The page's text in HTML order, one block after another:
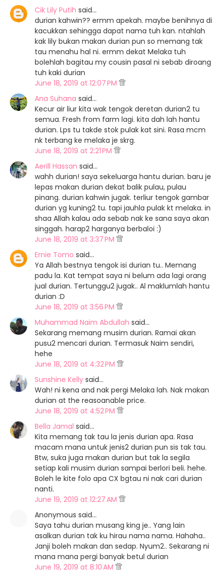
Cik Lily Putih said…
durian kahwin?? ermm apekah. maybe benihnya di
kacukkan sehingga dapat nama tuh kan. ntahlah
kak lily bukan makan durian pun so memang tak
tau menahu hal ni. ermm dekat Melaka tuh
bolehlah bagitau my cousin pasal ni sebab diroang
tuh kaki durian
June 18, 2019 at 12:07 PM
Ana Suhana said…
Kecur air liur kita wak tengok deretan durian2 tu
semua. Fresh from farm lagi. kita dah lah hantu
durian. Lps tu takde stok pulak kat sini. Rasa mcm
nk terbang ke melaka je skrg.
June 18, 2019 at 2:21 PM
Aerill Hassan said…
wahh durian! saya sekeluarga hantu durian. baru je
lepas makan durian dekat balik pulau, pulau
pinang. durian kahwin jugak. terliur tengok gambar
durian yg kuning2 tu. tapi jauhla pulak kt melaka. in
shaa Allah kalau ada sebab nak ke sana saya akan
singgah. harap2 harganya berbaloi :)
June 18, 2019 at 3:37 PM
Ernie Tomo said…
Ya Allah bestnya tengok isi durian tu.. Memang
padu la. Kat tempat saya ni belum ada lagi orang
jual durian. Tertunggu2 jugak.. Al maklumlah hantu
durian :D
June 18, 2019 at 3:56 PM
Muhammad Naim Abdullah said…
Sekarang memang musim durian. Ramai akan
pusu2 mencari durian. Termasuk Naim sendiri,
hehe
June 18, 2019 at 4:32 PM
Sunshine Kelly said…
Wah! ni kena and nak pergi Melaka lah. Nak makan
durian at the reasoanable price.
June 18, 2019 at 4:52 PM
Bella Jamal said…
Kita memang tak tau la jenis durian apa. Rasa
macam mana untuk jenis2 durian pun sis tak tau.
Btw, suka juga makan durian but tak la segila
setiap kali musim durian sampai berlori beli. hehe.
Boleh le kite folo apa CX bgtau ni nak cari durian
nanti.
June 19, 2019 at 12:27 AM
Anonymous said…
Saya tahu durian musang king je.. Yang lain
asalkan durian tak ku hirau nama nama. Hahaha..
Janji boleh makan dan sedap. Nyum2.. Sekarang ni
mana mana pergi banyak betul durian
June 19, 2019 at 8:10 AM